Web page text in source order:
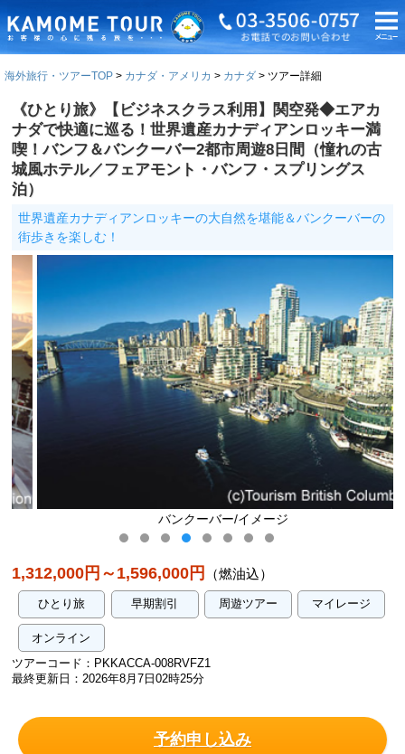
海外旅行・ツアーTOP カナダ・アメリカ カナダ ツアー詳細
《ひとり旅》【ビジネスクラス利用】関空発◆エアカ
ナダで快適に巡る！世界遺産カナディアンロッキー満
喫！バンフ＆バンクーバー2都市周遊8日間（憧れの古
城風ホテル／フェアモント・バンフ・スプリングス
泊）
世界遺産カナディアンロッキーの大自然を堪能＆バンクーバーの
街歩きを楽しむ！
バンクーバー/イメージ
1,312,000円～1,596,000円 （燃油込）
ひとり旅 早期割引 周遊ツアー マイレージ
オンライン
ツアーコード：PKKACCA-008RVFZ1
最終更新日：2026年8月7日02時25分
予約申し込み